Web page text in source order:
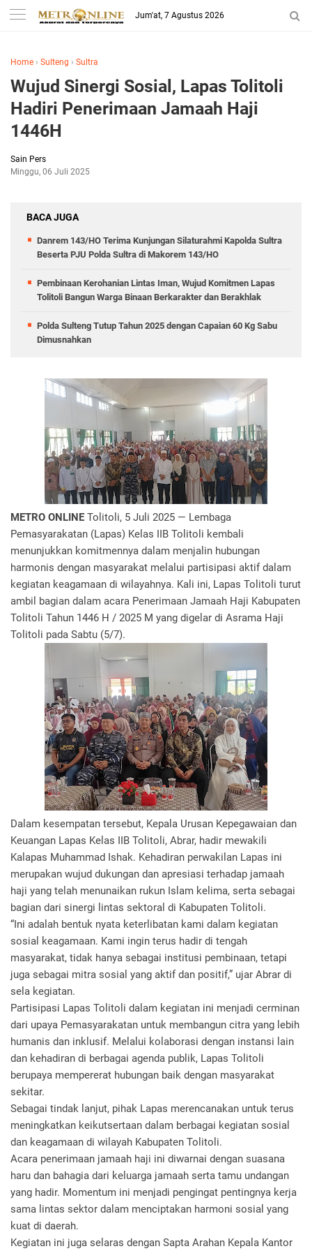
Jum'at, 7 Agustus 2026
Home › Sulteng › Sultra
Wujud Sinergi Sosial, Lapas Tolitoli
Hadiri Penerimaan Jamaah Haji
1446H
Sain Pers
Minggu, 06 Juli 2025
BACA JUGA
Danrem 143/HO Terima Kunjungan Silaturahmi Kapolda Sultra
Beserta PJU Polda Sultra di Makorem 143/HO
Pembinaan Kerohanian Lintas Iman, Wujud Komitmen Lapas
Tolitoli Bangun Warga Binaan Berkarakter dan Berakhlak
Polda Sulteng Tutup Tahun 2025 dengan Capaian 60 Kg Sabu
Dimusnahkan
METRO ONLINE Tolitoli, 5 Juli 2025 — Lembaga
Pemasyarakatan (Lapas) Kelas IIB Tolitoli kembali
menunjukkan komitmennya dalam menjalin hubungan
harmonis dengan masyarakat melalui partisipasi aktif dalam
kegiatan keagamaan di wilayahnya. Kali ini, Lapas Tolitoli turut
ambil bagian dalam acara Penerimaan Jamaah Haji Kabupaten
Tolitoli Tahun 1446 H / 2025 M yang digelar di Asrama Haji
Tolitoli pada Sabtu (5/7).
Dalam kesempatan tersebut, Kepala Urusan Kepegawaian dan
Keuangan Lapas Kelas IIB Tolitoli, Abrar, hadir mewakili
Kalapas Muhammad Ishak. Kehadiran perwakilan Lapas ini
merupakan wujud dukungan dan apresiasi terhadap jamaah
haji yang telah menunaikan rukun Islam kelima, serta sebagai
bagian dari sinergi lintas sektoral di Kabupaten Tolitoli.
“Ini adalah bentuk nyata keterlibatan kami dalam kegiatan
sosial keagamaan. Kami ingin terus hadir di tengah
masyarakat, tidak hanya sebagai institusi pembinaan, tetapi
juga sebagai mitra sosial yang aktif dan positif,” ujar Abrar di
sela kegiatan.
Partisipasi Lapas Tolitoli dalam kegiatan ini menjadi cerminan
dari upaya Pemasyarakatan untuk membangun citra yang lebih
humanis dan inklusif. Melalui kolaborasi dengan instansi lain
dan kehadiran di berbagai agenda publik, Lapas Tolitoli
berupaya mempererat hubungan baik dengan masyarakat
sekitar.
Sebagai tindak lanjut, pihak Lapas merencanakan untuk terus
meningkatkan keikutsertaan dalam berbagai kegiatan sosial
dan keagamaan di wilayah Kabupaten Tolitoli.
Acara penerimaan jamaah haji ini diwarnai dengan suasana
haru dan bahagia dari keluarga jamaah serta tamu undangan
yang hadir. Momentum ini menjadi pengingat pentingnya kerja
sama lintas sektor dalam menciptakan harmoni sosial yang
kuat di daerah.
Kegiatan ini juga selaras dengan Sapta Arahan Kepala Kantor